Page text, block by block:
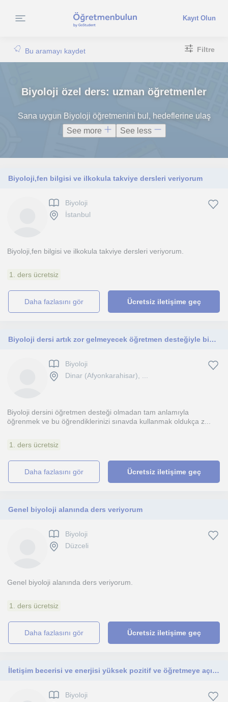
Kayıt Olun
Bu aramayı kaydet Filtre
Biyoloji özel ders: uzman öğretmenler
Sana uygun Biyoloji öğretmenini bul, hedeflerine ulaş
See more
See less
Biyoloji,fen bilgisi ve ilkokula takviye dersleri veriyorum
Biyoloji
İstanbul
Biyoloji,fen bilgisi ve ilkokula takviye dersleri veriyorum.
1. ders ücretsiz
daha fazlasını gör Ücretsiz iletişime geç
Biyoloji dersi artık zor gelmeyecek öğretmen desteğiyle biyoloji dersi artık çok kolay bir sürü etkinlik ve soru çözümü ile mümkün
Biyoloji
Dinar (Afyonkarahisar), ...
Biyoloji dersini öğretmen desteği olmadan tam anlamıyla
öğrenmek ve bu öğrendiklerinizi sınavda kullanmak oldukça z...
1. ders ücretsiz
daha fazlasını gör Ücretsiz iletişime geç
Genel biyoloji alanında ders veriyorum
Biyoloji
Düzceli
Genel biyoloji alanında ders veriyorum.
1. ders ücretsiz
daha fazlasını gör Ücretsiz iletişime geç
İletişim becerisi ve enerjisi yüksek pozitif ve öğretmeye açık bir insanım.
Biyoloji